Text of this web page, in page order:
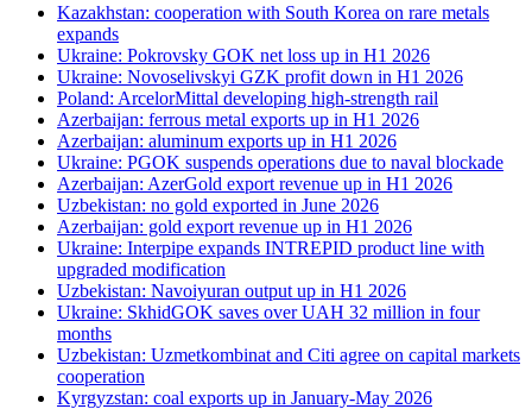
Kazakhstan: cooperation with South Korea on rare metals
expands
Ukraine: Pokrovsky GOK net loss up in H1 2026
Ukraine: Novoselivskyi GZK profit down in H1 2026
Poland: ArcelorMittal developing high-strength rail
Azerbaijan: ferrous metal exports up in H1 2026
Azerbaijan: aluminum exports up in H1 2026
Ukraine: PGOK suspends operations due to naval blockade
Azerbaijan: AzerGold export revenue up in H1 2026
Uzbekistan: no gold exported in June 2026
Azerbaijan: gold export revenue up in H1 2026
Ukraine: Interpipe expands INTREPID product line with
upgraded modification
Uzbekistan: Navoiyuran output up in H1 2026
Ukraine: SkhidGOK saves over UAH 32 million in four
months
Uzbekistan: Uzmetkombinat and Citi agree on capital markets
cooperation
Kyrgyzstan: coal exports up in January-May 2026